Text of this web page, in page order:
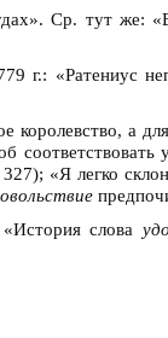
Ср. тут же:
г.: «Ратениус
королевство, а
«Я легко
слова